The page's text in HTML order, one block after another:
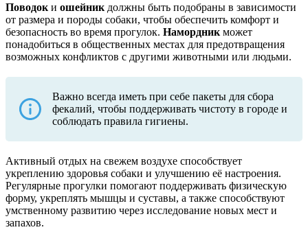
Поводок и ошейник должны быть подобраны в зависимости
от размера и породы собаки, чтобы обеспечить комфорт и
безопасность во время прогулок. Намордник может
понадобиться в общественных местах для предотвращения
возможных конфликтов с другими животными или людьми.
Важно всегда иметь при себе пакеты для сбора
фекалий, чтобы поддерживать чистоту в городе и
соблюдать правила гигиены.
Активный отдых на свежем воздухе способствует
укреплению здоровья собаки и улучшению её настроения.
Регулярные прогулки помогают поддерживать физическую
форму, укреплять мышцы и суставы, а также способствуют
умственному развитию через исследование новых мест и
запахов.